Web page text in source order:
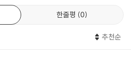
어려운 일이 아닙니다. 정신분석은 그 감
, 소원과 감정이 ‘잘못 연결된 회로’를 다
번쯤 느껴본 적 있는 감정들 속에서 질문을
한줄평 0
추천순